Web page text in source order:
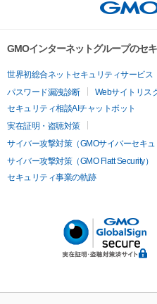
GMOインターネットグループのセ
世界初総合ネットセキュリティサービス
パスワード漏洩診断
Webサイトリス
セキュリティ相談AIチャットボット
実在証明・盗聴対策
サイバー攻撃対策（GMOサイバーセキュ
サイバー攻撃対策（GMO Flatt Security）
セキュリティ事業の軌跡